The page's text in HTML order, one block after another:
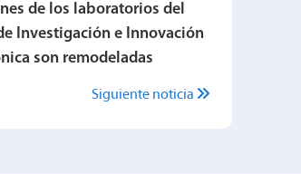
de los laboratorios del
Investigación e Innovación
son remodeladas
Siguiente noticia